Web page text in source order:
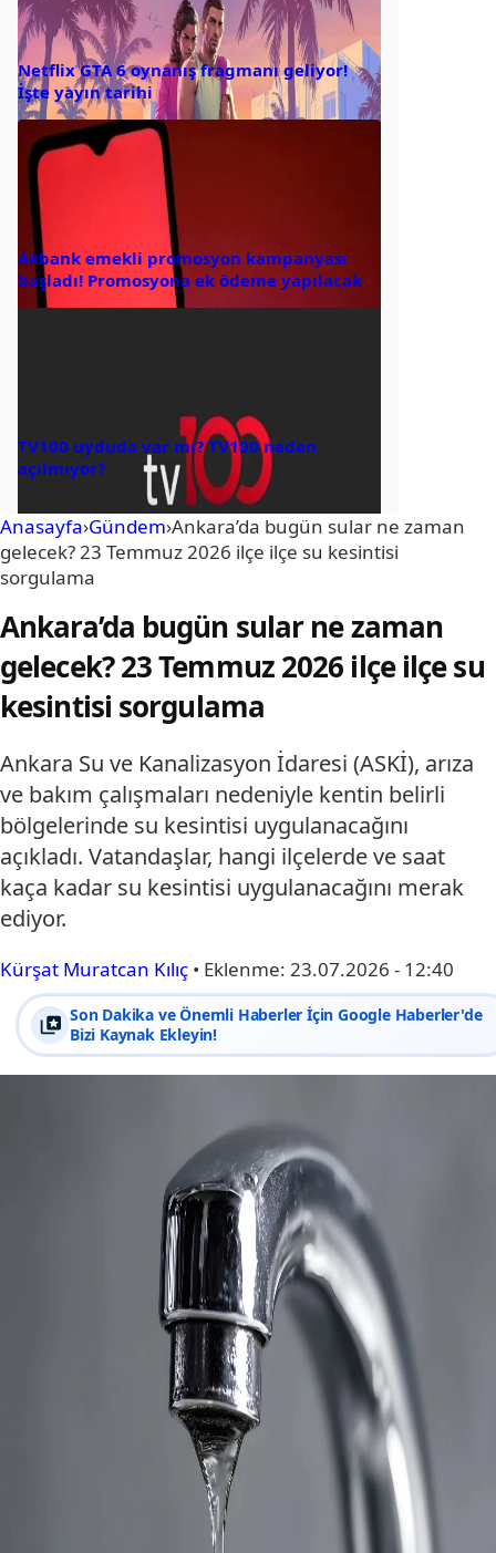
Netflix GTA 6 oynanış fragmanı geliyor!
İşte yayın tarihi
Akbank emekli promosyon kampanyası
başladı! Promosyona ek ödeme yapılacak
TV100 uyduda var mı? TV100 neden
açılmıyor?
Anasayfa›Gündem›Ankara’da bugün sular ne zaman
gelecek? 23 Temmuz 2026 ilçe ilçe su kesintisi
sorgulama
Ankara’da bugün sular ne zaman
gelecek? 23 Temmuz 2026 ilçe ilçe su
kesintisi sorgulama
Ankara Su ve Kanalizasyon İdaresi (ASKİ), arıza
ve bakım çalışmaları nedeniyle kentin belirli
bölgelerinde su kesintisi uygulanacağını
açıkladı. Vatandaşlar, hangi ilçelerde ve saat
kaça kadar su kesintisi uygulanacağını merak
ediyor.
Kürşat Muratcan Kılıç • Eklenme: 23.07.2026 - 12:40
Son Dakika ve Önemli Haberler İçin Google Haberler'de
Bizi Kaynak Ekleyin!